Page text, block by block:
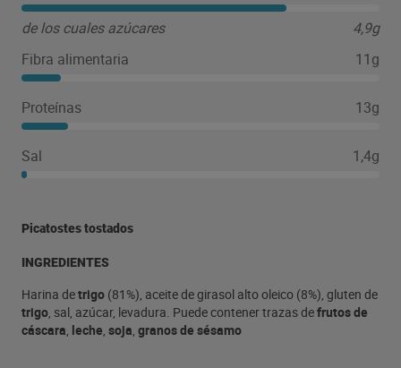
de los cuales azúcares
4,9g
Fibra alimentaria
11g
Proteínas 13g
Sal 1,4g
Picatostes tostados
INGREDIENTES
Harina detrigo (81%), aceite de girasol alto oleico (8%), gluten de
trigo, sal, azúcar, levadura. Puede contener trazas defrutos de
cáscara, leche, soja, granos de sésamo